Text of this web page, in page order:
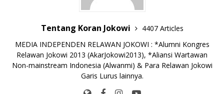
Tentang Koran Jokowi
4407 Articles
MEDIA INDEPENDEN RELAWAN JOKOWI : *Alumni Kongres
Relawan Jokowi 2013 (AkarJokowi2013), *Aliansi Wartawan
Non-mainstream Indonesia (Alwanmi) & Para Relawan Jokowi
Garis Lurus lainnya.